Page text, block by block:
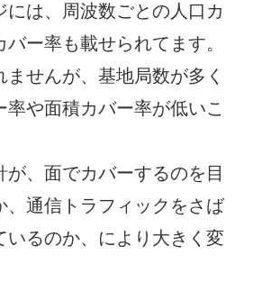
には、周波数ごとの人口カ
ー率も載せられてます。
せんが、基地局数が多く
率や面積カバー率が低いこ
が、面でカバーするのを目
、通信トラフィックをさば
いるのか、により大きく変